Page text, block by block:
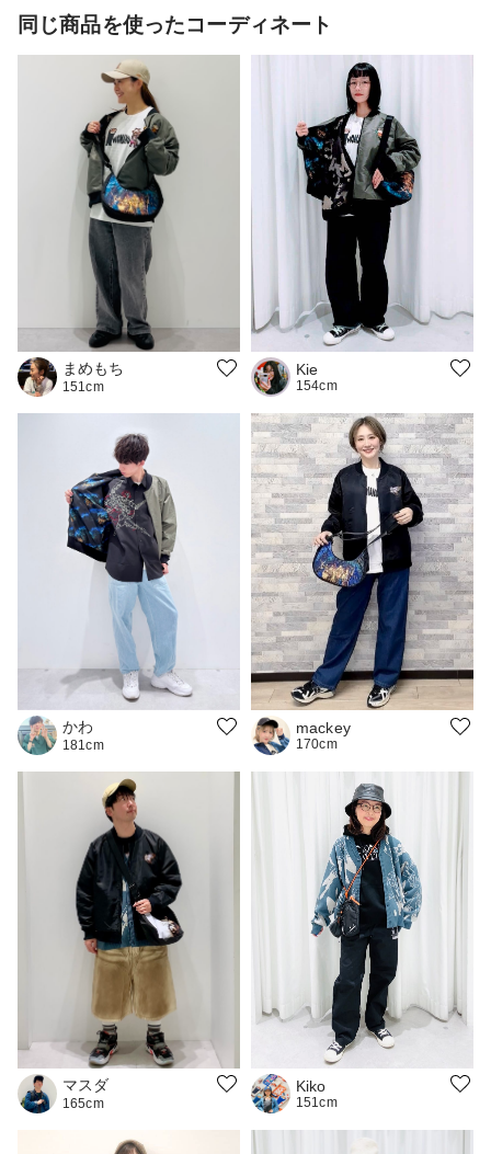
同じ商品を使ったコーディネート
まめもち
151cm
Kie
154cm
かわ
181cm
mackey
170cm
マスダ
165cm
Kiko
151cm